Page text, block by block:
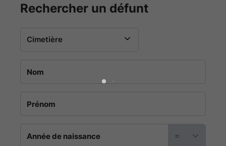
Rechercher
un
cimetière
de
Rechercher un défunt
=